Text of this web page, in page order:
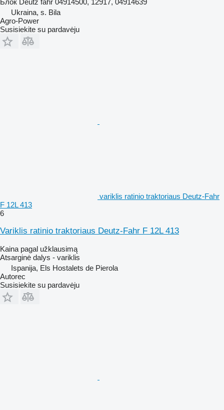
Ukraina, s. Bila
Agro-Power
Susisiekite su pardavėju
variklis ratinio traktoriaus Deutz-Fahr
F 12L 413
6
Variklis ratinio traktoriaus Deutz-Fahr F 12L 413
Kaina pagal užklausimą
Atsarginė dalys - variklis
Ispanija, Els Hostalets de Pierola
Autorec
Susisiekite su pardavėju